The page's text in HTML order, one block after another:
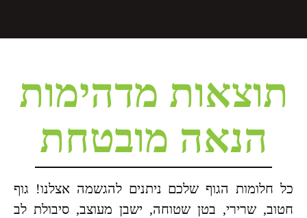
תוצאות מדהימות
הנאה מובטחת
כל חלומות הגוף שלכם ניתנים להגשמה אצלנו! גוף
חטוב, שרירי, בטן שטוחה, ישבן מעוצב, סיבולת לב